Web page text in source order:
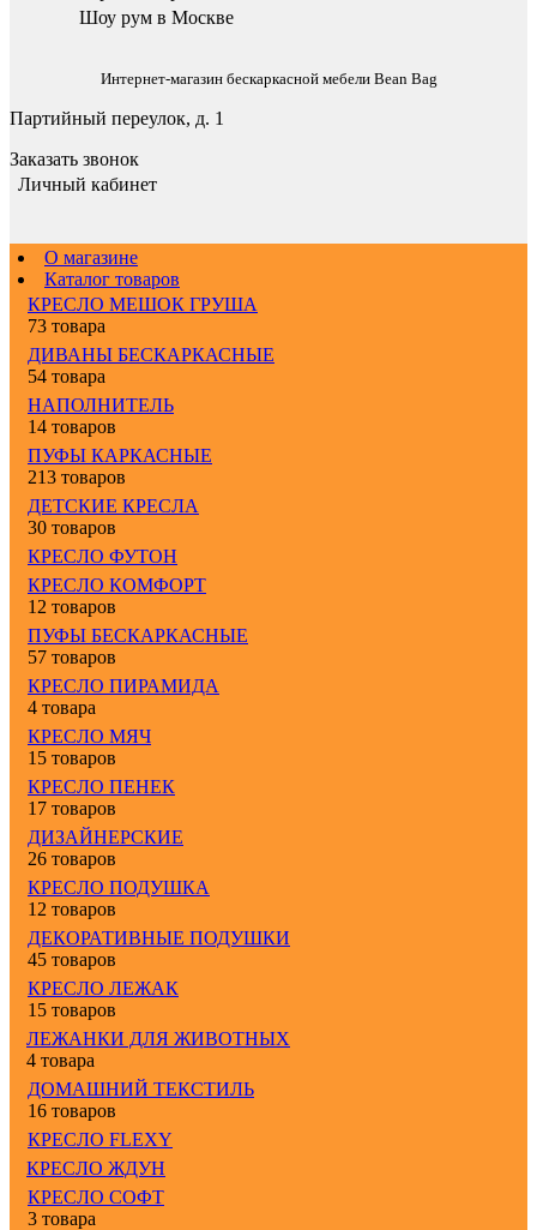
Шоу рум в Москве
Интернет-магазин бескаркасной мебели Bean Bag
Партийный переулок, д. 1
Заказать звонок
Личный кабинет
О магазине
Каталог товаров
КРЕСЛО МЕШОК ГРУША
73 товара
ДИВАНЫ БЕСКАРКАСНЫЕ
54 товара
НАПОЛНИТЕЛЬ
14 товаров
ПУФЫ КАРКАСНЫЕ
213 товаров
ДЕТСКИЕ КРЕСЛА
30 товаров
КРЕСЛО ФУТОН
КРЕСЛО КОМФОРТ
12 товаров
ПУФЫ БЕСКАРКАСНЫЕ
57 товаров
КРЕСЛО ПИРАМИДА
4 товара
КРЕСЛО МЯЧ
15 товаров
КРЕСЛО ПЕНЕК
17 товаров
ДИЗАЙНЕРСКИЕ
26 товаров
КРЕСЛО ПОДУШКА
12 товаров
ДЕКОРАТИВНЫЕ ПОДУШКИ
45 товаров
КРЕСЛО ЛЕЖАК
15 товаров
ЛЕЖАНКИ ДЛЯ ЖИВОТНЫХ
4 товара
ДОМАШНИЙ ТЕКСТИЛЬ
16 товаров
КРЕСЛО FLEXY
КРЕСЛО ЖДУН
КРЕСЛО СОФТ
3 товара